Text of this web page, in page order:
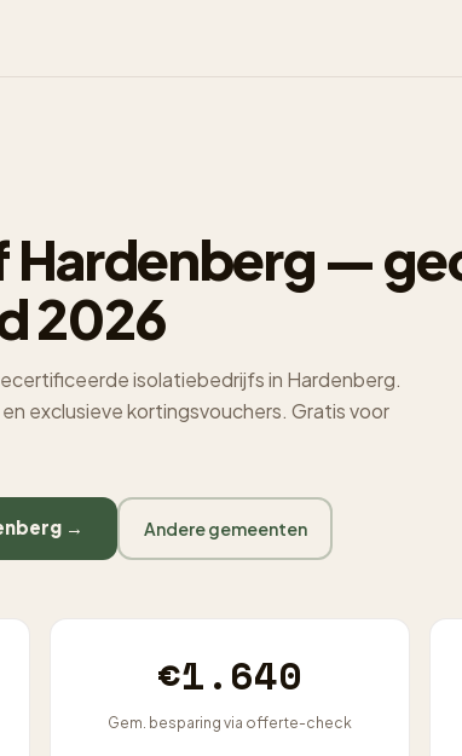
Hardenberg —
2026
isolatiebedrijfs in Hardenberg.
exclusieve kortingsvouchers. Gratis voor
→ Andere gemeenten
€1.640
Gem. besparing via offerte-check